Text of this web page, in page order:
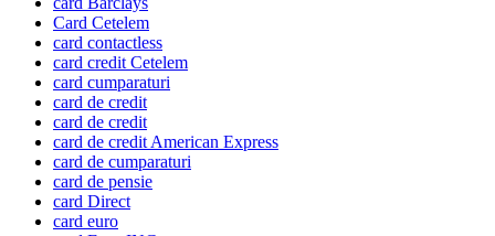
Card Cetelem
card contactless
card credit Cetelem
card cumparaturi
card de credit
card de credit
card de credit American Express
card de cumparaturi
card de pensie
card Direct
card euro